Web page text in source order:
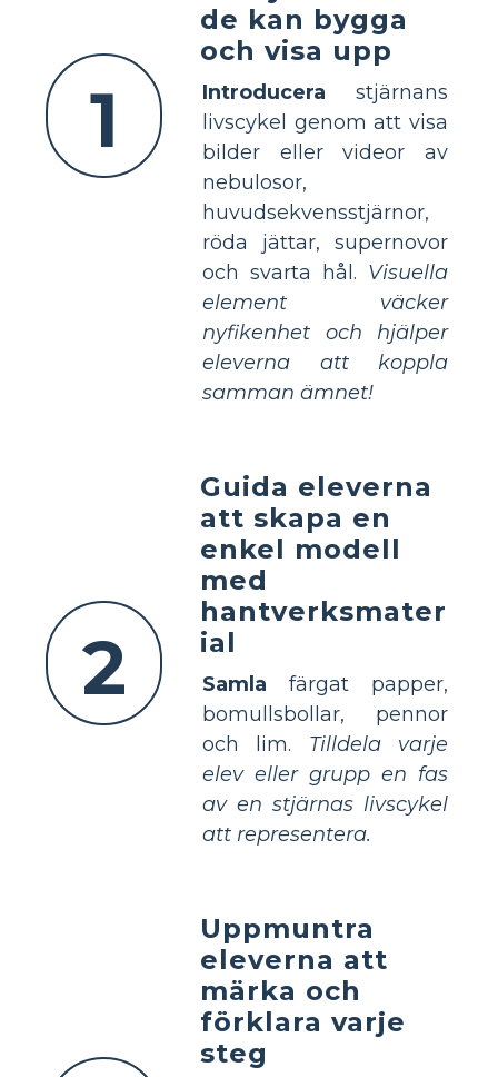
1
de kan bygga
och visa upp
Introducera stjärnans
livscykel genom att visa
bilder eller videor av
nebulosor,
huvudsekvensstjärnor,
röda jättar, supernovor
och svarta hål. Visuella
element väcker
nyfikenhet och hjälper
eleverna att koppla
samman ämnet!
2
Guida eleverna
att skapa en
enkel modell
med
hantverksmater
ial
Samla färgat papper,
bomullsbollar, pennor
och lim. Tilldela varje
elev eller grupp en fas
av en stjärnas livscykel
att representera.
Uppmuntra
eleverna att
märka och
förklara varje
steg